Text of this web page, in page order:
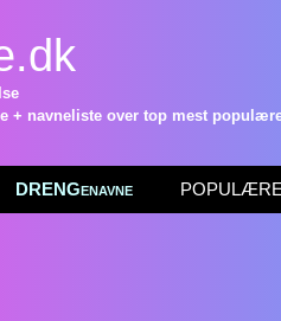
+ navneliste over top mest
DRENGenavne POPULÆRE